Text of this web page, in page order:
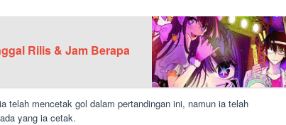
Rilis & Jam Berapa
telah mencetak gol dalam pertandingan ini, namun ia telah
yang ia cetak.